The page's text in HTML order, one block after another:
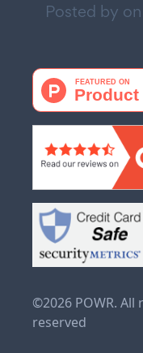
Posted by on
©2026 POWR. All
reserved